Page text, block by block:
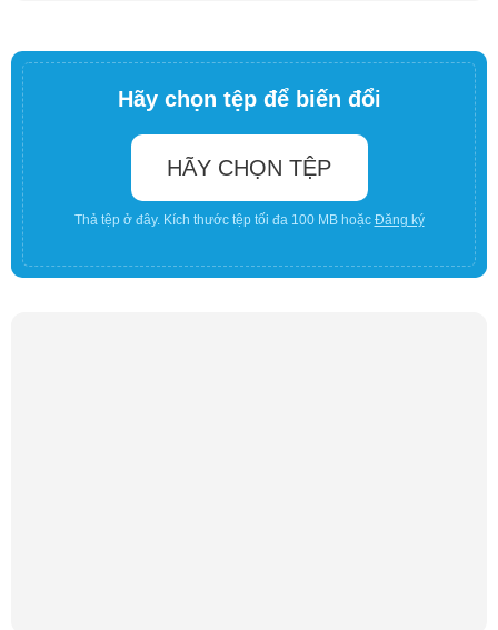
Hãy chọn tệp để biến đổi
HÃY CHỌN TỆP
Thả tệp ở đây. Kích thước tệp tối đa 100 MB hoặc Đăng ký